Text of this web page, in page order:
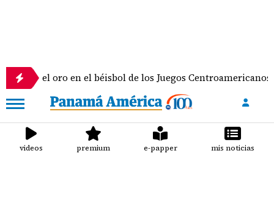
oro en el béisbol de los Juegos Centroamericanos y del
videos premium e-papper mis noticias